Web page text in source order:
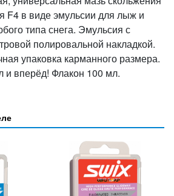
F4 в виде эмульсии для лыж и
типа снега. Эмульсия с
полировальной накладкой.
упаковка карманного размера.
и вперёд! Флакон 100 мл.